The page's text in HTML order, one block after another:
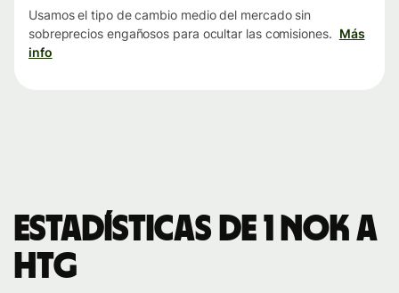
Usamos el tipo de cambio medio del mercado sin
sobreprecios engañosos para ocultar las comisiones. Más
info
Estadísticas de 1 NOK a
HTG